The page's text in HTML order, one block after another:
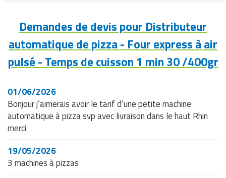
sécurisée
vandalisme
Demandes de devis pour Distributeur
automatique de pizza - Four express à air
pulsé - Temps de cuisson 1 min 30 /400gr
01/06/2026
Bonjour j’aimerais avoir le tarif d’une petite machine
automatique à pizza svp avec livraison dans le haut Rhin
merci
19/05/2026
3 machines à pizzas